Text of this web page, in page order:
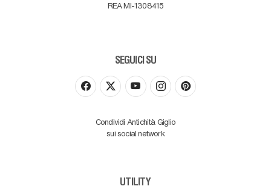
REA MI-1308415
SEGUICI SU
Condividi Antichità Giglio
sui social network
UTILITY